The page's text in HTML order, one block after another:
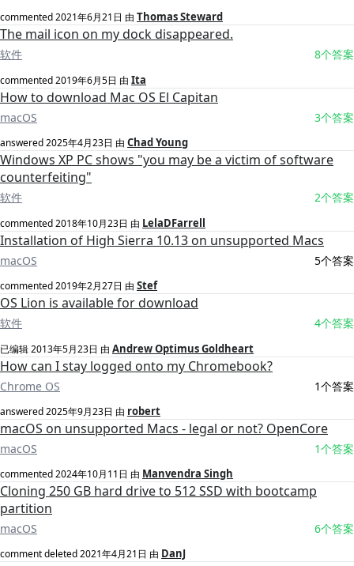
commented2021年6月21日 由 Thomas Steward
The mail icon on my dock disappeared.
软件 8个答案
commented2019年6月5日 由 Ita
How to download Mac OS El Capitan
macOS 3个答案
answered2025年4月23日 由 Chad Young
Windows XP PC shows "you may be a victim of software
counterfeiting"
软件 2个答案
commented2018年10月23日 由 LelaDFarrell
Installation of High Sierra 10.13 on unsupported Macs
macOS 5个答案
commented2019年2月27日 由 Stef
OS Lion is available for download
软件 4个答案
已编辑2013年5月23日 由 Andrew Optimus Goldheart
How can I stay logged onto my Chromebook?
Chrome OS 1个答案
answered2025年9月23日 由 robert
macOS on unsupported Macs - legal or not? OpenCore
macOS 1个答案
commented2024年10月11日 由 Manvendra Singh
Cloning 250 GB hard drive to 512 SSD with bootcamp
partition
macOS 6个答案
comment deleted2021年4月21日 由 DanJ